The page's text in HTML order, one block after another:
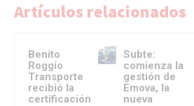
Artículos relacionados
Benito
Roggio
Transporte
recibió la
certificación
Subte:
comienza la
gestión de
Emova, la
nueva